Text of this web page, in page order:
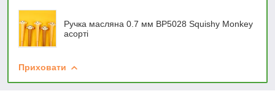
Ручка масляна 0.7 мм BP5028 Squishy Monkey
асорті
Приховати